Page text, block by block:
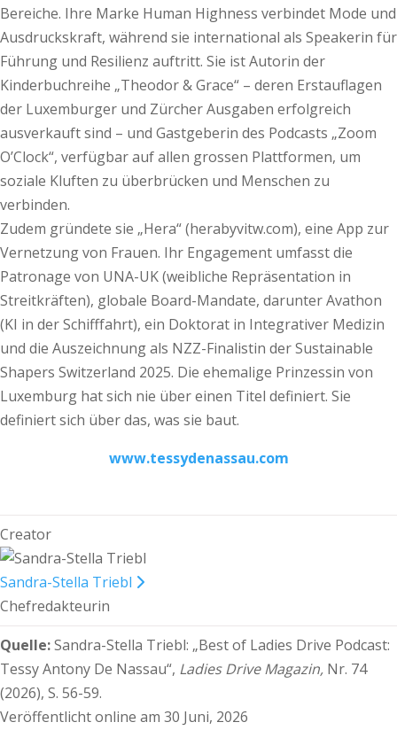
Bereiche. Ihre Marke Human Highness verbindet Mode und
Ausdruckskraft, während sie international als Speakerin für
Führung und Resilienz auftritt. Sie ist Autorin der
Kinderbuchreihe „Theodor & Grace“ – deren Erstauf­lagen
der Luxemburger und Zürcher Ausgaben erfolgreich
ausverkauft sind – und Gastgeberin des Podcasts „Zoom
O’Clock“, verfügbar auf allen grossen Plattfor­­men, um
soziale Kluften zu überbrücken und Menschen zu
verbinden.
Zudem gründete sie „Hera“ (herabyvitw.com), eine App zur
Vernetzung von Frauen. Ihr Engagement umfasst die
Patronage von UNA-UK (weibliche Repräsentation in
Streitkräften), globale Board-Mandate, darunter Avathon
(KI in der Schifffahrt), ein Doktorat in Integrativer Medizin
und die Auszeichnung als NZZ-Finalistin der Sustainable
Shapers Switzerland 2025. Die ehemalige Prinzessin von
Luxemburg hat sich nie über einen Titel definiert. Sie
definiert sich über das, was sie baut.
www.tessydenassau.com
Creator
Sandra-Stella Triebl
Chefredakteurin
Quelle:Sandra-Stella Triebl: „Best of Ladies Drive Podcast:
Tessy Antony De Nassau“, Ladies Drive Magazin, Nr. 74
(2026), S. 56-59.
Veröffentlicht online am 30 Juni, 2026